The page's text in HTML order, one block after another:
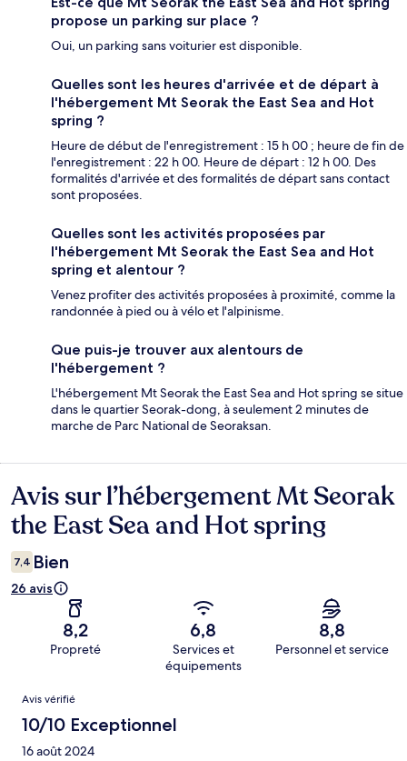
propose un parking sur place ?
Oui, un parking sans voiturier est disponible.
Quelles sont les heures d'arrivée et de départ à
l'hébergement Mt Seorak the East Sea and Hot
spring ?
Heure de début de l'enregistrement : 15 h 00 ; heure de fin de
l'enregistrement : 22 h 00. Heure de départ : 12 h 00. Des
formalités d'arrivée et des formalités de départ sans contact
sont proposées.
Quelles sont les activités proposées par
l'hébergement Mt Seorak the East Sea and Hot
spring et alentour ?
Venez profiter des activités proposées à proximité, comme la
randonnée à pied ou à vélo et l'alpinisme.
Que puis-je trouver aux alentours de
l'hébergement ?
L'hébergement Mt Seorak the East Sea and Hot spring se situe
dans le quartier Seorak-dong, à seulement 2 minutes de
marche de Parc National de Seoraksan.
Avis
Avis sur l’hébergement Mt Seorak
the East Sea and Hot spring
7,4 Bien
26 avis
8,2
Propreté
6,8
Services et
équipements
8,8
Personnel et service
Avis
Avis vérifié
10/10 Exceptionnel
16 août 2024